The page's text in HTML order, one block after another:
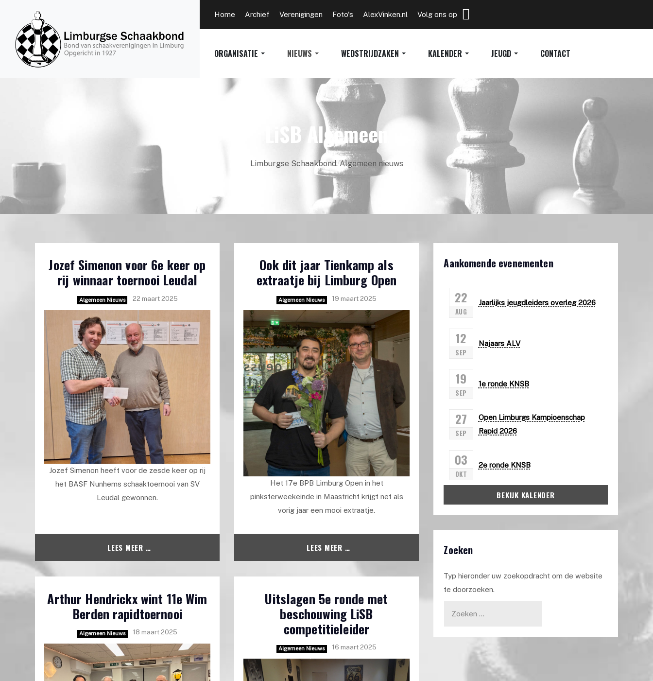
Home Archief Verenigingen Foto's AlexVinken.nl Volg ons op
ORGANISATIE NIEUWS WEDSTRIJDZAKEN KALENDER JEUGD CONTACT
LiSB Algemeen
Limburgse Schaakbond. Algemeen nieuws
Jozef Simenon voor 6e keer op
rij winnaar toernooi Leudal
Algemeen Nieuws 22 maart 2025
Jozef Simenon heeft voor de zesde keer op rij
het BASF Nunhems schaaktoernooi van SV
Leudal gewonnen.
LEES MEER …
Ook dit jaar Tienkamp als
extraatje bij Limburg Open
Algemeen Nieuws 19 maart 2025
Het 17e BPB Limburg Open in het
pinksterweekeinde in Maastricht krijgt net als
vorig jaar een mooi extraatje.
LEES MEER …
Arthur Hendrickx wint 11e Wim
Berden rapidtoernooi
Algemeen Nieuws 18 maart 2025
Uitslagen 5e ronde met
beschouwing LiSB
competitieleider
Algemeen Nieuws 16 maart 2025
Aankomende evenementen
22
AUG
Jaarlijks jeugdleiders overleg 2026
12
SEP
Najaars ALV
19
SEP
1e ronde KNSB
27
SEP
Open Limburgs Kampioenschap
Rapid 2026
03
OKT
2e ronde KNSB
BEKIJK KALENDER
Zoeken
Typ hieronder uw zoekopdracht om de website
te doorzoeken.